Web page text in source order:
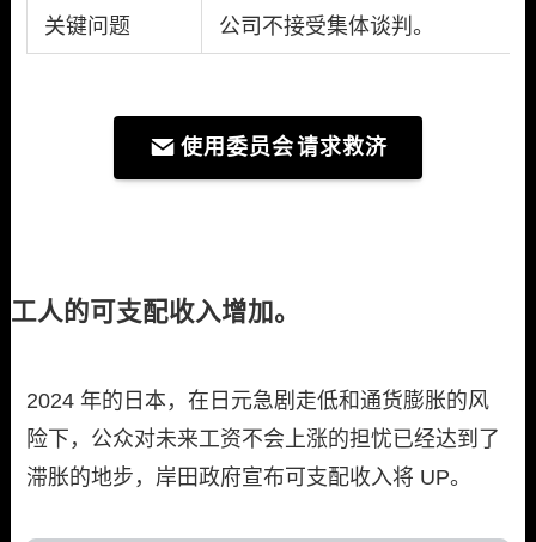
关键问题 公司不接受集体谈判。
使用委员会请求救济
工人的可支配收入增加。
2024 年的日本，在日元急剧走低和通货膨胀的风
险下，公众对未来工资不会上涨的担忧已经达到了
滞胀的地步，岸田政府宣布可支配收入将 UP。